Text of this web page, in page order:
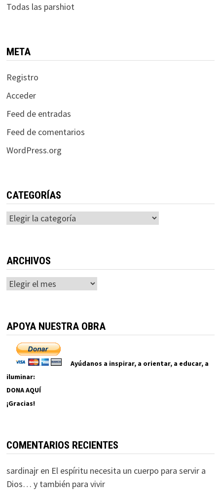
Todas las parshiot
META
Registro
Acceder
Feed de entradas
Feed de comentarios
WordPress.org
CATEGORÍAS
Categorías
ARCHIVOS
Archivos
APOYA NUESTRA OBRA
Ayúdanos a inspirar, a orientar, a educar, a
iluminar:
DONA AQUÍ
¡Gracias!
COMENTARIOS RECIENTES
sardinajren El espíritu necesita un cuerpo para servir a
Dios… y también para vivir